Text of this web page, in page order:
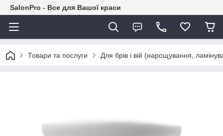
SalonPro - Все для Вашої краси
Товари та послуги Для брів і вій (нарощування,